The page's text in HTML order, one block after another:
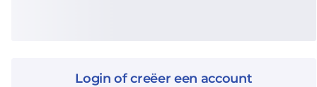
Login of creëer een account